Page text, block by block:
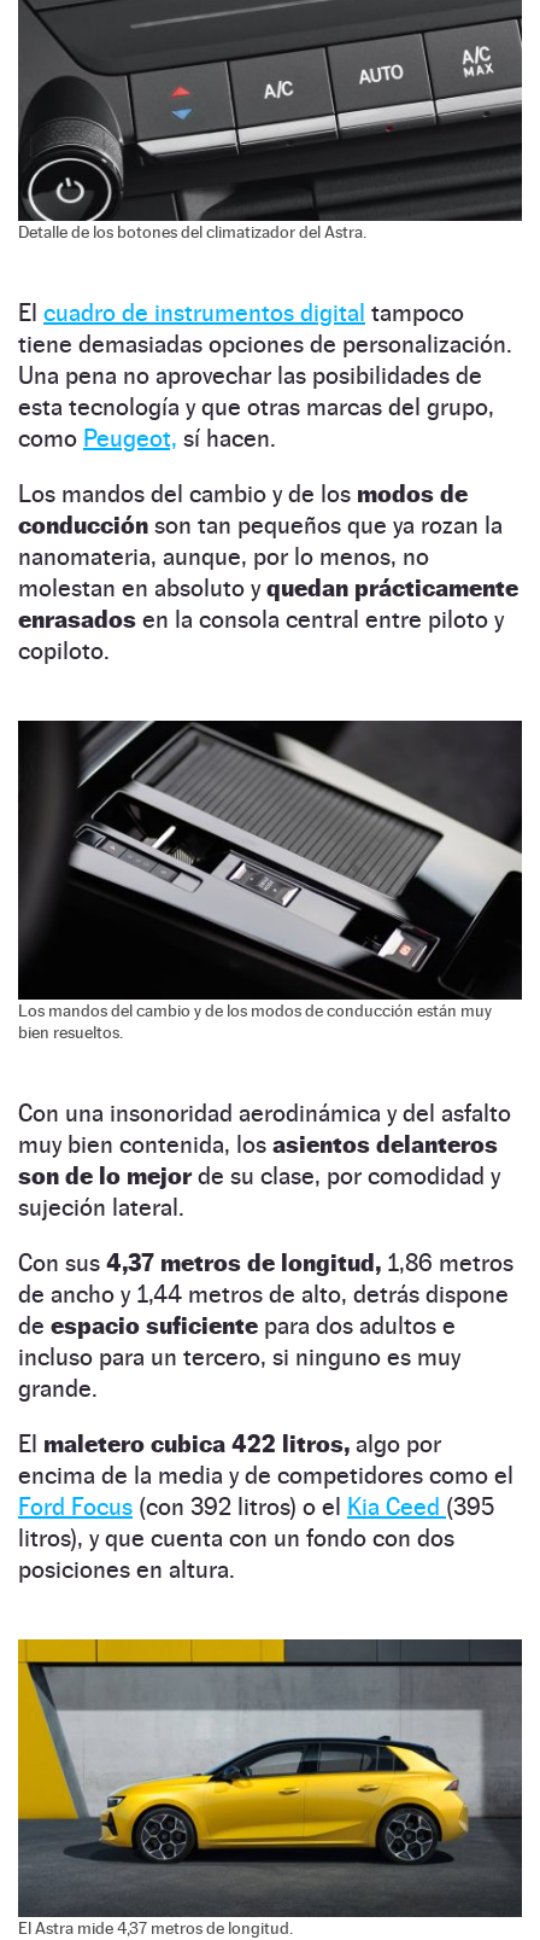
Detalle de los botones del climatizador del Astra.
El cuadro de instrumentos digital tampoco
tiene demasiadas opciones de personalización.
Una pena no aprovechar las posibilidades de
esta tecnología y que otras marcas del grupo,
como Peugeot, sí hacen.
Los mandos del cambio y de los modos de
conducción son tan pequeños que ya rozan la
nanomateria, aunque, por lo menos, no
molestan en absoluto yquedan prácticamente
enrasados en la consola central entre piloto y
copiloto.
Los mandos del cambio y de los modos de conducción están muy
bien resueltos.
Con una insonoridad aerodinámica y del asfalto
muy bien contenida, los asientos delanteros
son de lo mejorde su clase, por comodidad y
sujeción lateral.
Con sus 4,37 metros de longitud, 1,86 metros
de ancho y 1,44 metros de alto, detrás dispone
de espacio suficiente para dos adultos e
incluso para un tercero, si ninguno es muy
grande.
El maletero cubica 422 litros, algo por
encima de la media y de competidores como el
Ford Focus (con 392 litros) o el Kia Ceed (395
litros), y que cuenta con un fondo con dos
posiciones en altura.
El Astra mide 4,37 metros de longitud.